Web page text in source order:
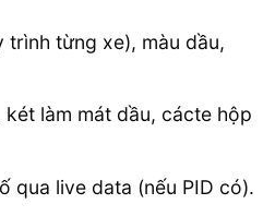
trình từng xe), màu dầu,
làm mát dầu, cácte hộp
qua live data (nếu PID có).